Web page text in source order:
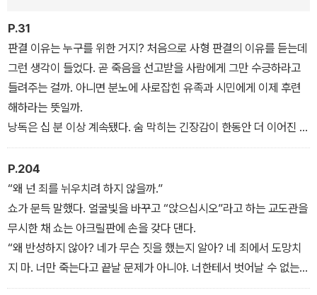
고백이 쌓여갈수록 잠겨 있던 무서운 진실이 서서히 모습을 드러내는
데…….
P.31
판결 이유는 누구를 위한 거지? 처음으로 사형 판결의 이유를 듣는데
그런 생각이 들었다. 곧 죽음을 선고받을 사람에게 그만 수긍하라고
들려주는 걸까. 아니면 분노에 사로잡힌 유족과 시민에게 이제 후련
해하라는 뜻일까.
낭독은 십 분 이상 계속됐다. 숨 막히는 긴장감이 한동안 더 이어진 끝
에 재판장은 고개를 한 번 살짝 끄덕였다. 침묵의 무게가 견디기 힘들
다고 느낀 직후였다.
“주문, 피고인을…….”
한층 높은 목소리가 법정 안에 울렸다.
“사형에 처한다!”
P.204
“왜 넌 죄를 뉘우치려 하지 않을까.”
쇼가 문득 말했다. 얼굴빛을 바꾸고 “앉으십시오”라고 하는 교도관을
무시한 채 쇼는 아크릴판에 손을 갖다 댄다.
“왜 반성하지 않아? 네가 무슨 짓을 했는지 알아? 네 죄에서 도망치
지 마. 너만 죽는다고 끝날 문제가 아니야. 너한테서 벗어날 수 없는
사람이 한둘이 아니라고.”